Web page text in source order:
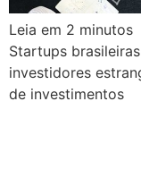
Leia em 2 minutos
Startups
investidores
de investimentos